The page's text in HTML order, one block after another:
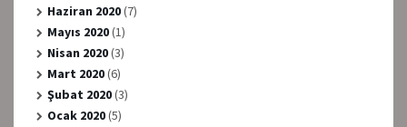
Haziran 2020(7)
Mayıs 2020(1)
Nisan 2020(3)
Mart 2020(6)
Şubat 2020(3)
Ocak 2020(5)